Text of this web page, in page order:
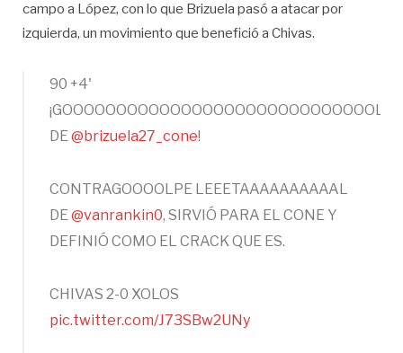
campo a López, con lo que Brizuela pasó a atacar por
izquierda, un movimiento que benefició a Chivas.
90 +4'
¡GOOOOOOOOOOOOOOOOOOOOOOOOOOOOOL
DE@brizuela27_cone!
CONTRAGOOOOLPE LEEETAAAAAAAAAAL
DE@vanrankin0, SIRVIÓ PARA EL CONE Y
DEFINIÓ COMO EL CRACK QUE ES.
CHIVAS 2-0 XOLOS
pic.twitter.com/J73SBw2UNy